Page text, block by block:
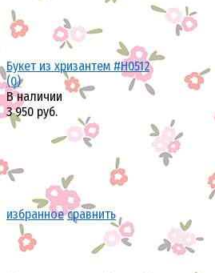
избранное сравнить
Букет из хризантем #H0512
(0)
В наличии
3 950 руб.